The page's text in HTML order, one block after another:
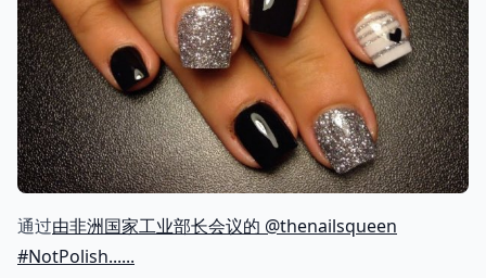
通过由非洲国家工业部长会议的 @thenailsqueen
#NotPolish......